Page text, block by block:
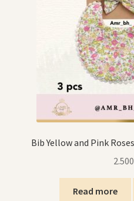
2.500
Read more